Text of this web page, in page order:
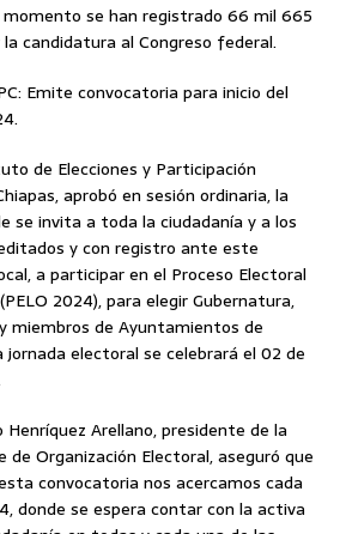
se han registrado 66 mil 665
candidatura al Congreso federal.
Emite convocatoria para inicio del
de Elecciones y Participación
aprobó en sesión ordinaria, la
se invita a toda la ciudadanía y a los
y con registro ante este
a participar en el Proceso Electoral
2024), para elegir Gubernatura,
miembros de Ayuntamientos de
electoral se celebrará el 02 de
Henríquez Arellano, presidente de la
de Organización Electoral, aseguró que
convocatoria nos acercamos cada
donde se espera contar con la activa